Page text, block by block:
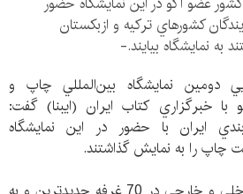
كشورهاي تركيه و ازبكستان
به نمايشگاه بيايند.-
دومين نمايشگاه بين‌المللي چاپ و
با خبرگزاري كتاب ايران (ايبنا) گفت:
ايران با حضور در اين نمايشگاه
چاپ را به نمايش گذاشتند.